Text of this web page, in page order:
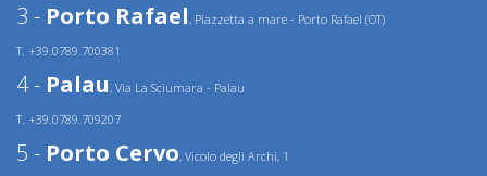
3 - Porto Rafael, Piazzetta a mare - Porto Rafael (OT)
T. +39.0789.700381
4 - Palau, Via La Sciumara - Palau
T. +39.0789.709207
5 - Porto Cervo, Vicolo degli Archi, 1